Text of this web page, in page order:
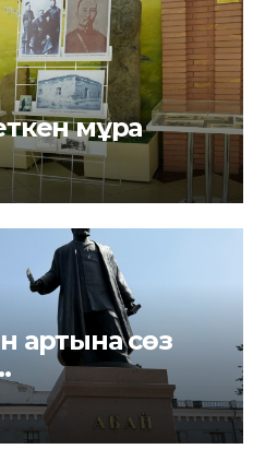
жеткен мұра
сөз